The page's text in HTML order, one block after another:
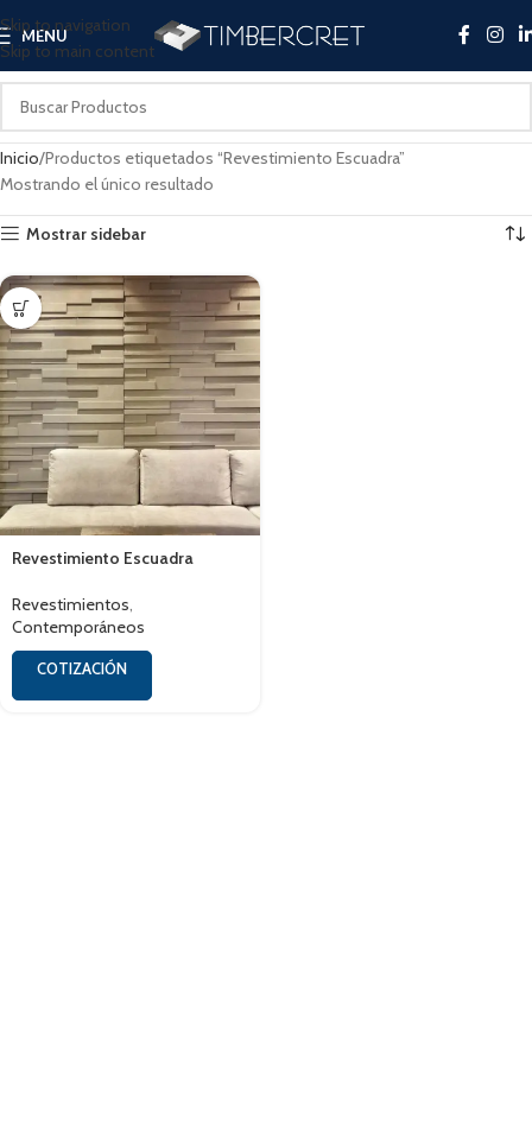
Skip to navigation
Skip to main content
MENU
Inicio Productos etiquetados “Revestimiento Escuadra”
Mostrando el único resultado
Mostrar sidebar
Revestimiento Escuadra
Revestimientos,
Contemporáneos
COTIZACIÓN